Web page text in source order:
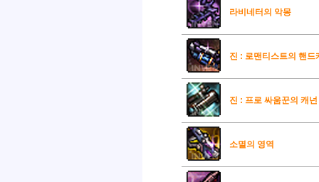
라비네터의 악몽
진 : 로맨티스트의 핸드
진 : 프로 싸움꾼의 캐넌
소멸의 영역